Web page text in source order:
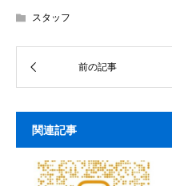
スタッフ
関連記事